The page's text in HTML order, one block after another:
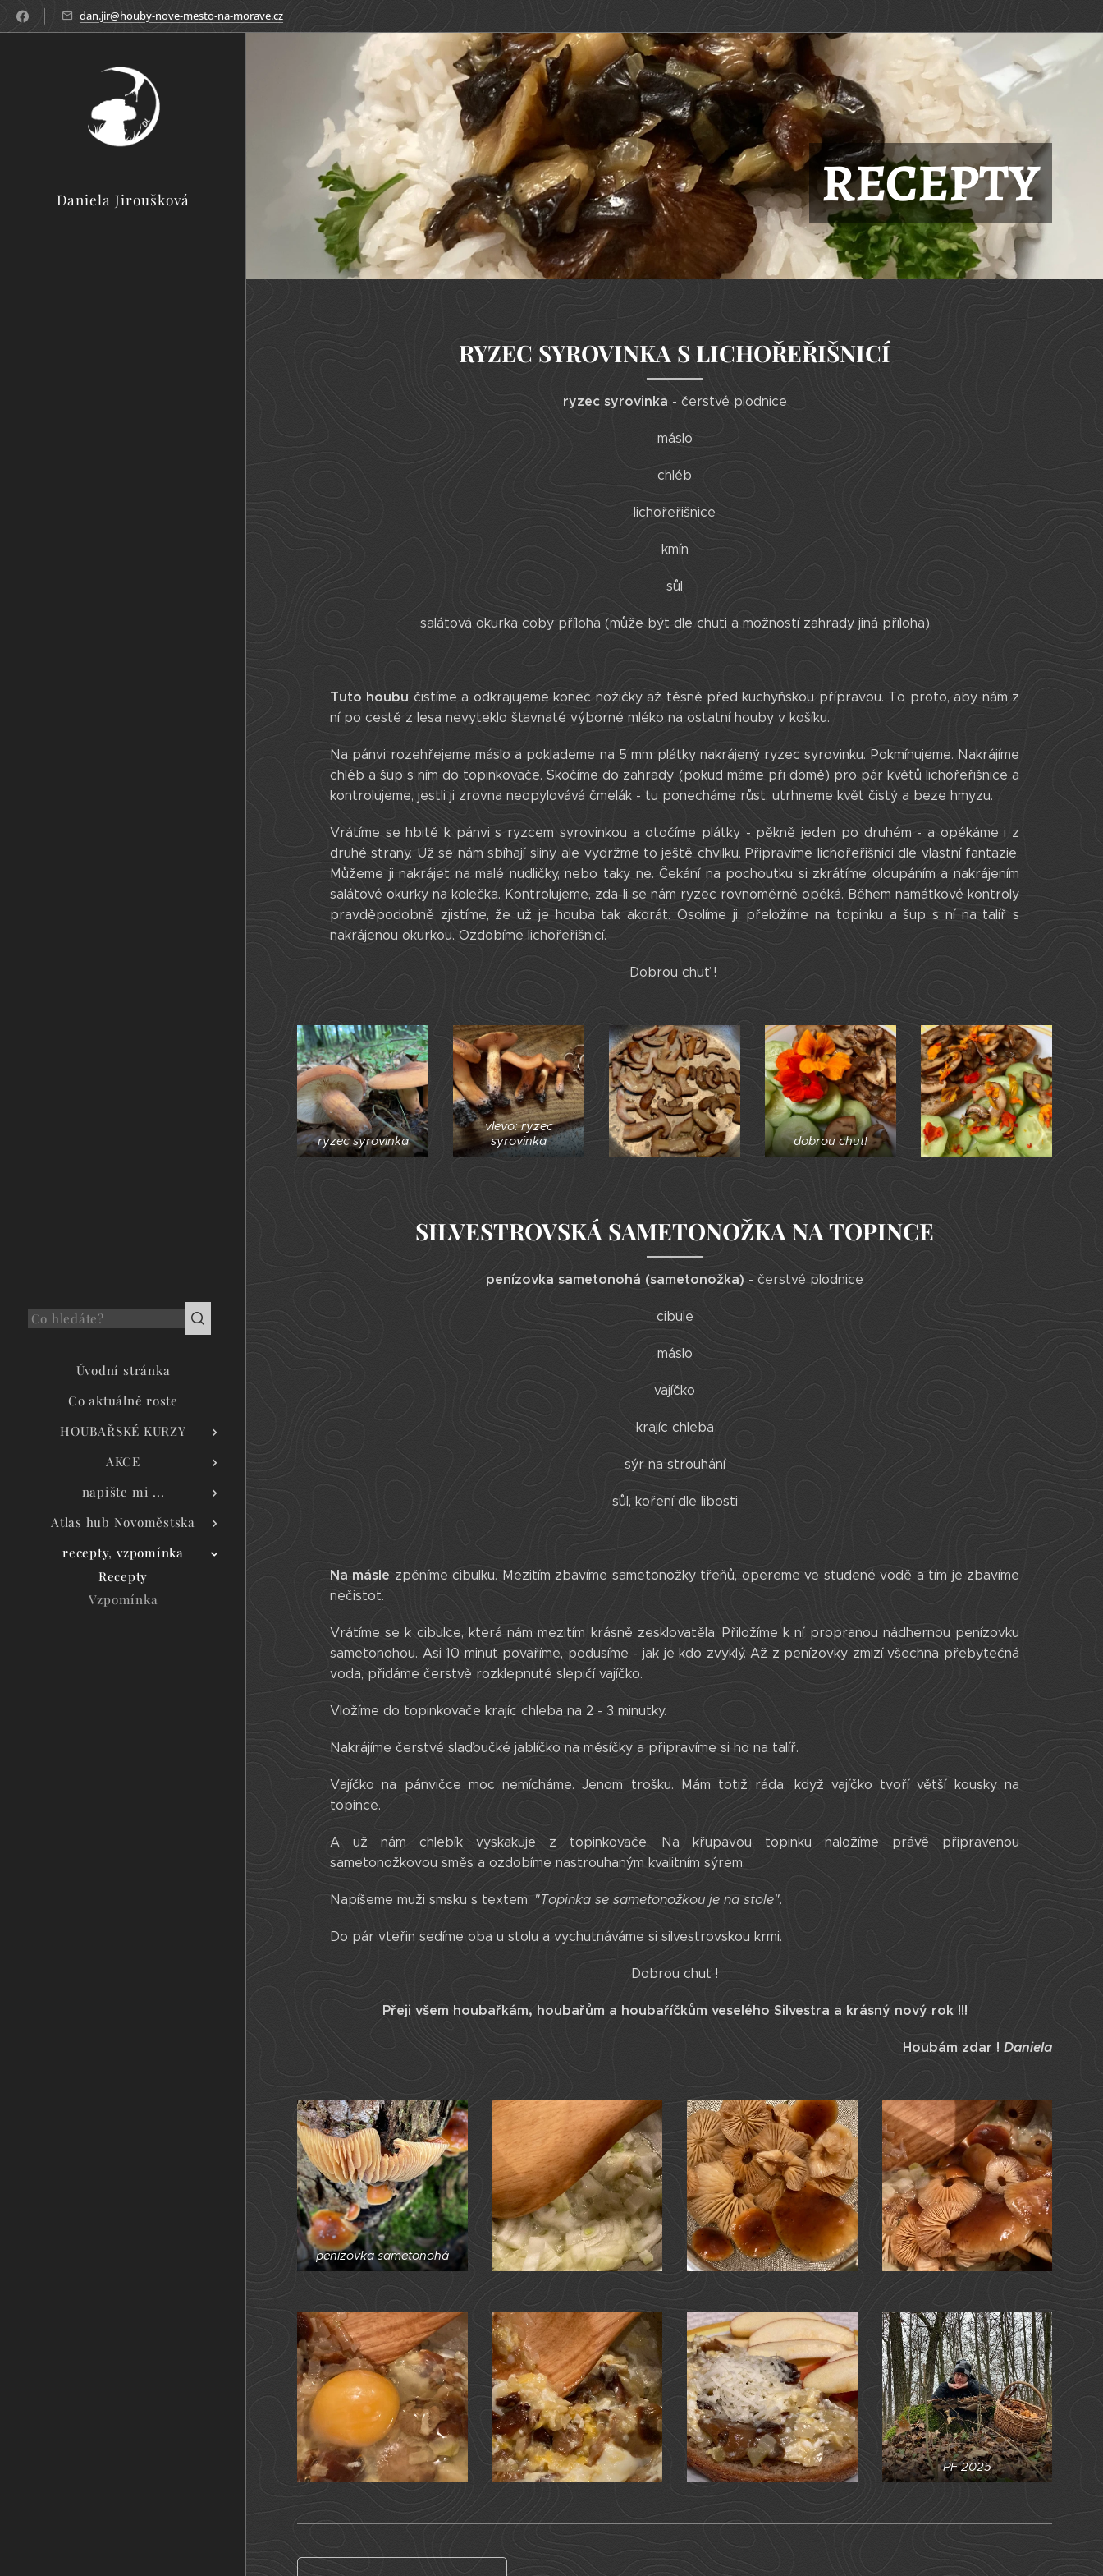
dan.jir@houby-nove-mesto-na-morave.cz
Daniela Jiroušková
Úvodní stránka
Co aktuálně roste
HOUBAŘSKÉ KURZY
AKCE
napište mi ...
Atlas hub Novoměstska
recepty, vzpomínka
Recepty
Vzpomínka
RECEPTY
RYZEC SYROVINKA S LICHOŘEŘIŠNICÍ
ryzec syrovinka - čerstvé plodnice
máslo
chléb
lichořeřišnice
kmín
sůl
salátová okurka coby příloha (může být dle chuti a možností zahrady jiná příloha)
Tuto houbu čistíme a odkrajujeme konec nožičky až těsně před kuchyňskou přípravou. To proto, aby nám z
ní po cestě z lesa nevyteklo šťavnaté výborné mléko na ostatní houby v košíku.
Na pánvi rozehřejeme máslo a poklademe na 5 mm plátky nakrájený ryzec syrovinku. Pokmínujeme. Nakrájíme
chléb a šup s ním do topinkovače. Skočíme do zahrady (pokud máme při domě) pro pár květů lichořeřišnice a
kontrolujeme, jestli ji zrovna neopylovává čmelák - tu ponecháme růst, utrhneme květ čistý a beze hmyzu.
Vrátíme se hbitě k pánvi s ryzcem syrovinkou a otočíme plátky - pěkně jeden po druhém - a opékáme i z
druhé strany. Už se nám sbíhají sliny, ale vydržme to ještě chvilku. Připravíme lichořeřišnici dle vlastní fantazie.
Můžeme ji nakrájet na malé nudličky, nebo taky ne. Čekání na pochoutku si zkrátíme oloupáním a nakrájením
salátové okurky na kolečka. Kontrolujeme, zda-li se nám ryzec rovnoměrně opéká. Během namátkové kontroly
pravděpodobně zjistíme, že už je houba tak akorát. Osolíme ji, přeložíme na topinku a šup s ní na talíř s
nakrájenou okurkou. Ozdobíme lichořeřišnicí.
Dobrou chuť !
ryzec syrovinka
vlevo: ryzec
syrovinka
dobrou chuť!
SILVESTROVSKÁ SAMETONOŽKA NA TOPINCE
penízovka sametonohá (sametonožka) - čerstvé plodnice
cibule
máslo
vajíčko
krajíc chleba
sýr na strouhání
sůl, koření dle libosti
Na másle zpěníme cibulku. Mezitím zbavíme sametonožky třeňů, opereme ve studené vodě a tím je zbavíme
nečistot.
Vrátíme se k cibulce, která nám mezitím krásně zesklovatěla. Přiložíme k ní propranou nádhernou penízovku
sametonohou. Asi 10 minut povaříme, podusíme - jak je kdo zvyklý. Až z penízovky zmizí všechna přebytečná
voda, přidáme čerstvě rozklepnuté slepičí vajíčko.
Vložíme do topinkovače krajíc chleba na 2 - 3 minutky.
Nakrájíme čerstvé slaďoučké jablíčko na měsíčky a připravíme si ho na talíř.
Vajíčko na pánvičce moc nemícháme. Jenom trošku. Mám totiž ráda, když vajíčko tvoří větší kousky na
topince.
A už nám chlebík vyskakuje z topinkovače. Na křupavou topinku naložíme právě připravenou
sametonožkovou směs a ozdobíme nastrouhaným kvalitním sýrem.
Napíšeme muži smsku s textem: "Topinka se sametonožkou je na stole".
Do pár vteřin sedíme oba u stolu a vychutnáváme si silvestrovskou krmi.
Dobrou chuť !
Přeji všem houbařkám, houbařům a houbaříčkům veselého Silvestra a krásný nový rok !!!
Houbám zdar ! Daniela
penízovka sametonohá
PF 2025